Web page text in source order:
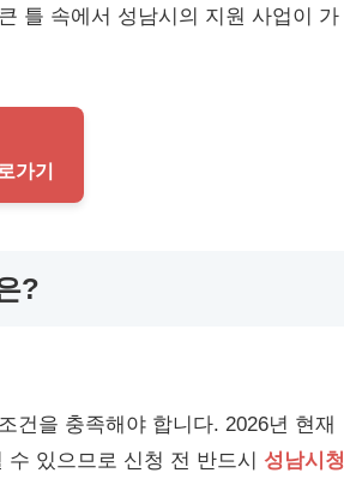
틀 속에서 성남시의 지원 사업이 가
가기
?
건을 충족해야 합니다. 2026년 현재
있으므로 신청 전 반드시 성남시청